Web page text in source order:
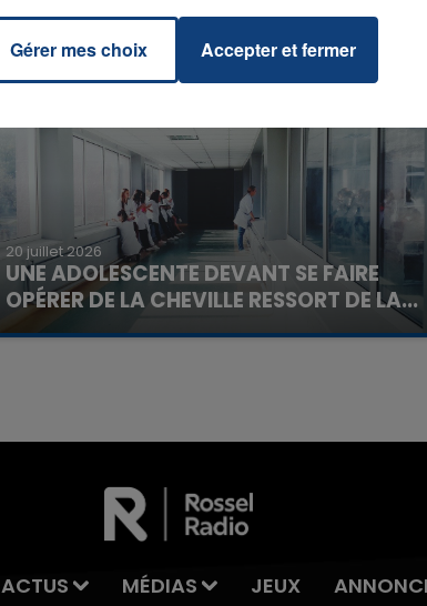
20 juillet 2026
UNE ADOLESCENTE DEVANT SE FAIRE
OPÉRER DE LA CHEVILLE RESSORT DE LA...
La famille a porté plainte contre la clinique qui a
7h00 - 11h00
ACTUS MÉDIAS JEUX
Gérer mes choix Accepter et fermer